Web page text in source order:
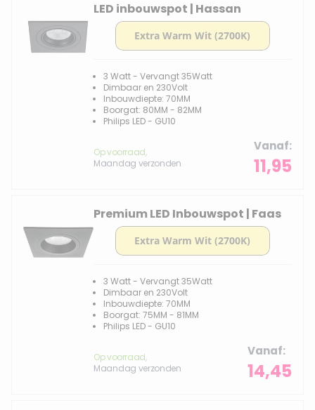
LED inbouwspot | Hassan
3 Watt - Vervangt 35Watt
Dimbaar en 230Volt
Inbouwdiepte: 70MM
Boorgat: 80MM - 82MM
Philips LED - GU10
Op voorraad,
Maandag verzonden
Vanaf
11,95
Premium LED Inbouwspot | Faas
3 Watt - Vervangt 35Watt
Dimbaar en 230Volt
Inbouwdiepte: 70MM
Boorgat: 75MM - 81MM
Philips LED - GU10
Op voorraad,
Maandag verzonden
Vanaf
14,45